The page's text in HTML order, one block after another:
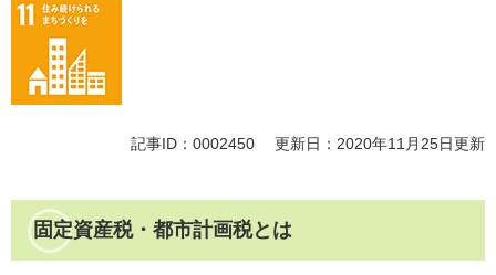
記事ID：0002450 更新日：2020年11月25日更新
固定資産税・都市計画税とは